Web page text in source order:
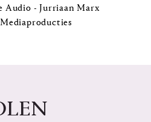
Audio - Jurriaan Marx